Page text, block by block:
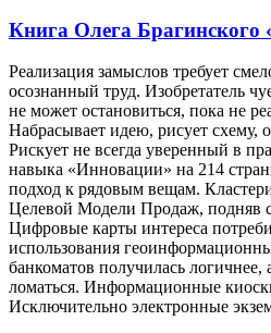
Книга Олега Брагинского
Реализация замыслов требует
осознанный труд. Изобретатель
не может остановиться, пока не
Набрасывает идею, рисует схему,
Рискует не всегда уверенный в
навыка «Инновации» на 214
подход к рядовым вещам.
Целевой Модели Продаж, подняв
Цифровые карты интереса
использования
банкоматов получилась логичнее,
ломаться. Информационные
Исключительно электронные